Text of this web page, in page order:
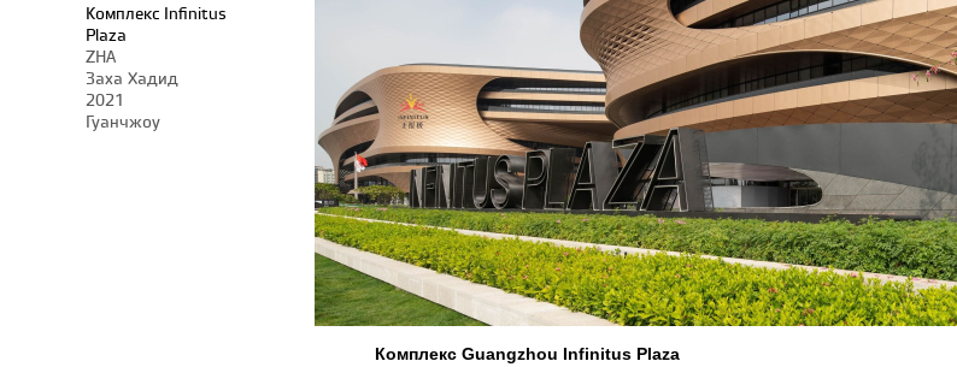
Комплекс Infinitus
Plaza
ZHA
Заха Хадид
2021
Гуанчжоу
Комплекс Guangzhou Infinitus Plaza